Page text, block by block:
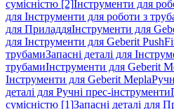
сумісністю [2]Інструменти для
для Інструменти для роботи з
для ПриладдяІнструменти для
для Інструменти для Geberit
трубамиЗапасні деталі для
трубамиІнструменти для Geberit
Інструменти для Geberit Mepla
деталі для Ручні прес-інструменти
сумісністю [1]Запасні деталі для